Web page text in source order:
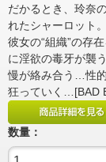
だかるとき、玲奈
れたシャーロット
彼女の“組織”の存
に淫欲の毒牙が襲
慢が絡み合う…性
狂っていく…[BAD
数量：